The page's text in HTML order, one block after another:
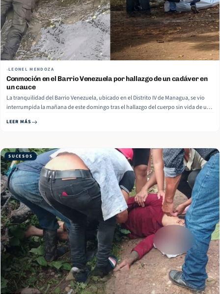
LEONEL MENDOZA
Conmoción en el Barrio Venezuela por hallazgo de un cadáver en
un cauce
La tranquilidad del Barrio Venezuela, ubicado en el Distrito IV de Managua, se vio
interrumpida la mañana de este domingo tras el hallazgo del cuerpo sin vida de un
Antonio Medina Calderón, de… Read More
LEER MÁS
SUCESOS